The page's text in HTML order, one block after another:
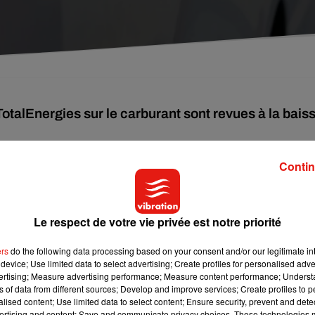
sur le carburant sont revues à la
de
21% des stations-service seraient en ce moment à
à sec. Il faut dire que de nombreux automobilistes se
et de TotalEnergies, avant leur baisse
litre de carburant financée par l'État depuis le 1er
jusque-là à 20 centimes. Les deux remises de 10
une aide plus ciblée du gouvernement.
Le respect de votre vie privée est notre priorité
do the following data processing based on your consent and/or our legitimate
Use limited data to select advertising; Create profiles for personalised
Measure advertising performance; Measure content performance;
of data from different sources; Develop and improve services; Create profiles to
content; Use limited data to select content; Ensure security, prevent and